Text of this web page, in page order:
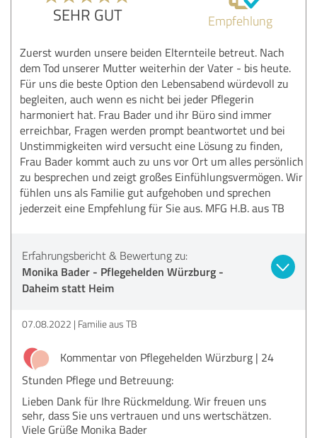
SEHR GUT Empfehlung
Zuerst wurden unsere beiden Elternteile betreut. Nach
dem Tod unserer Mutter weiterhin der Vater - bis heute.
Für uns die beste Option den Lebensabend würdevoll zu
begleiten, auch wenn es nicht bei jeder Pflegerin
harmoniert hat. Frau Bader und ihr Büro sind immer
erreichbar, Fragen werden prompt beantwortet und bei
Unstimmigkeiten wird versucht eine Lösung zu finden,
Frau Bader kommt auch zu uns vor Ort um alles persönlich
zu besprechen und zeigt großes Einfühlungsvermögen. Wir
fühlen uns als Familie gut aufgehoben und sprechen
jederzeit eine Empfehlung für Sie aus. MFG H.B. aus TB
Erfahrungsbericht & Bewertung zu:
Monika Bader - Pflegehelden Würzburg -
Daheim statt Heim
07.08.2022 Familie aus TB
Kommentar von Pflegehelden Würzburg | 24
Stunden Pflege und Betreuung:
Lieben Dank für Ihre Rückmeldung. Wir freuen uns
sehr, dass Sie uns vertrauen und uns wertschätzen.
Viele Grüße Monika Bader